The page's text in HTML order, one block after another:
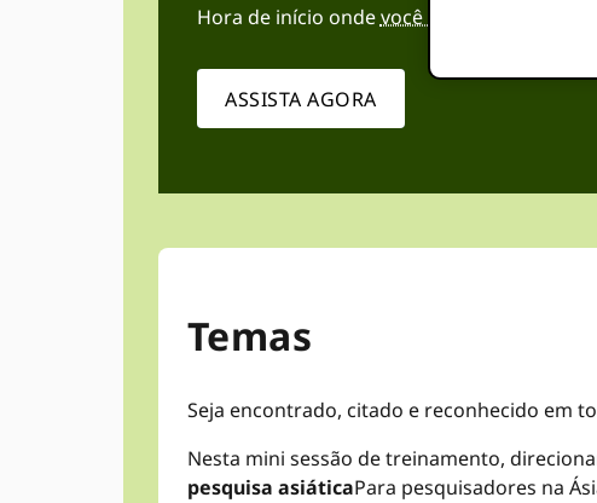
Hora de início ondevocê é Não foi possível
ASSISTA AGORA
Temas
Seja encontrado, citado e reconhecido em
Nesta mini sessão de treinamento,
pesquisa asiáticaPara pesquisadores na